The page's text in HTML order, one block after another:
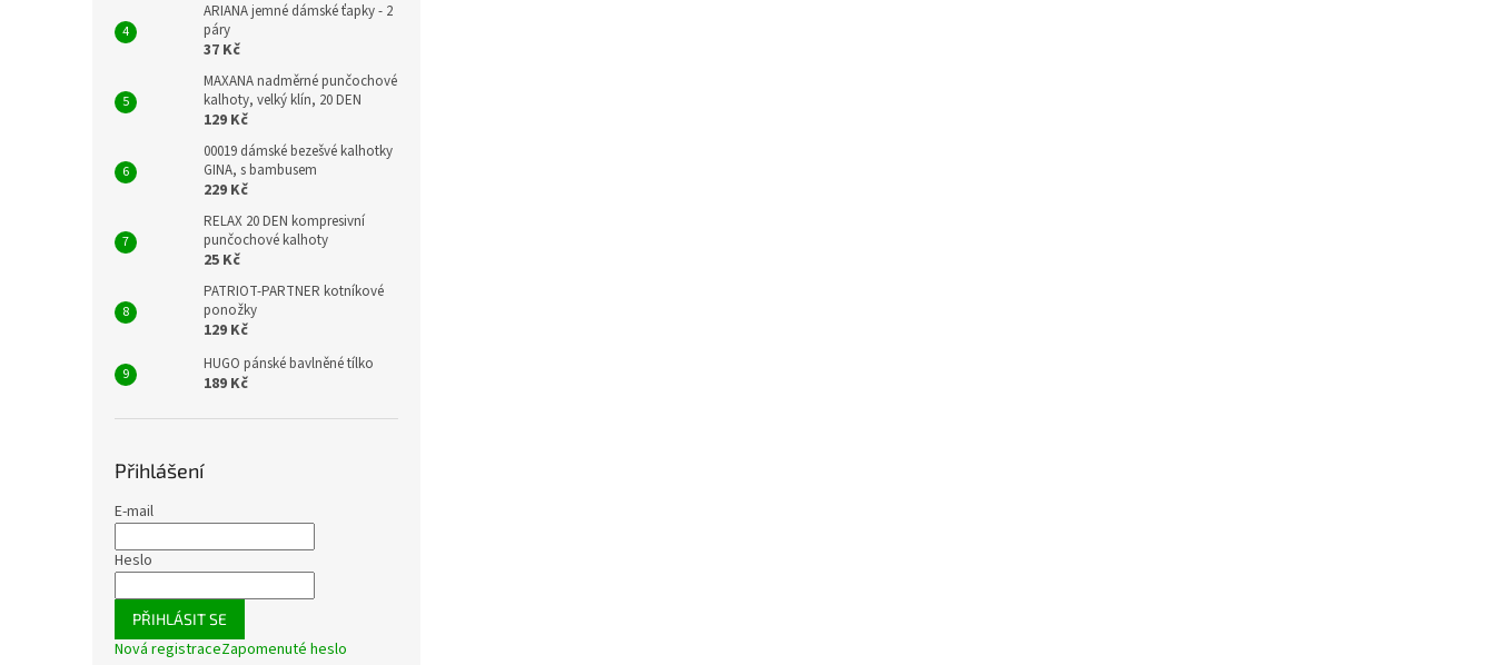
ARIANA jemné dámské ťapky - 2
páry
37 Kč
MAXANA nadměrné punčochové
kalhoty, velký klín, 20 DEN
129 Kč
00019 dámské bezešvé kalhotky
GINA, s bambusem
229 Kč
RELAX 20 DEN kompresivní
punčochové kalhoty
25 Kč
PATRIOT-PARTNER kotníkové
ponožky
129 Kč
HUGO pánské bavlněné tílko
189 Kč
Přihlášení
E-mail
Heslo
PŘIHLÁSIT SE
Nová registraceZapomenuté heslo